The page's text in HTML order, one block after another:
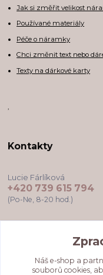
Jak si změřit velikost
Používané materiály
Péče o náramky
Chci změnit text nebo
Texty na dárkové karty
,
Kontakty
Lucie Fárlíková
+420 739 615 794
(Po-Ne, 8-20 hod.)
Náš e-shop a
souborů cookies,